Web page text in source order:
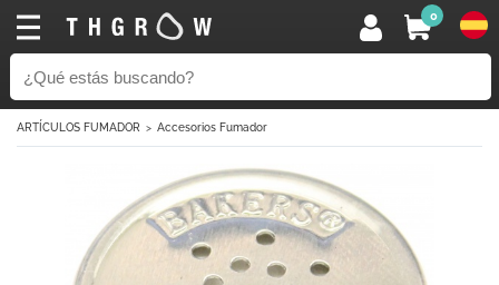
0
ARTÍCULOS FUMADOR Accesorios Fumador